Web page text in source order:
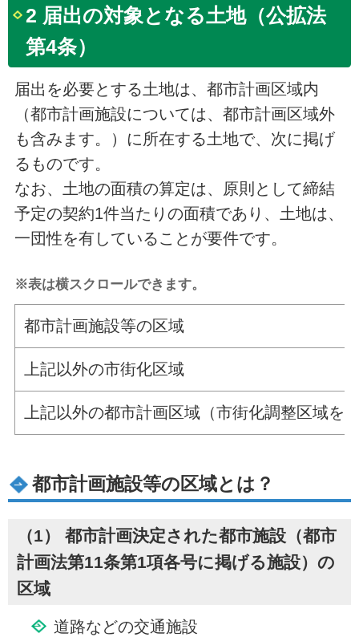
2 届出の対象となる土地（公拡法
第4条）
届出を必要とする土地は、都市計画区域内
（都市計画施設については、都市計画区域外
も含みます。）に所在する土地で、次に掲げ
るものです。
なお、土地の面積の算定は、原則として締結
予定の契約1件当たりの面積であり、土地は、
一団性を有していることが要件です。
※表は横スクロールできます。
都市計画施設等の区域
上記以外の市街化区域
上記以外の都市計画区域（市街化調整区域を
都市計画施設等の区域とは？
（1） 都市計画決定された都市施設（都市
計画法第11条第1項各号に掲げる施設）の
区域
道路などの交通施設